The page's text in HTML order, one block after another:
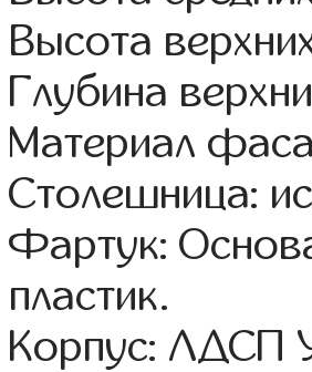
Высота
Глубина
Материал
Столешница:
Фартук:
пластик.
Корпус: ЛДСП